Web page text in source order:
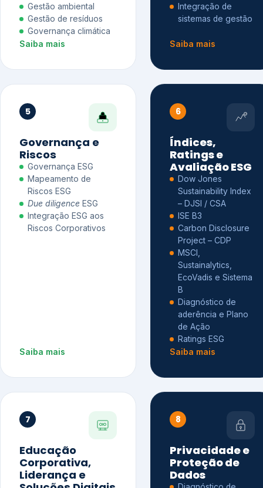
Gestão ambiental
Gestão de resíduos
Governança climática
Saiba mais
Integração de
sistemas de gestão
Saiba mais
5
Governança e
Riscos
Governança ESG
Mapeamento de
Riscos ESG
Due diligence ESG
Integração ESG aos
Riscos Corporativos
Saiba mais
6
Índices,
Ratings e
Avaliação ESG
Dow Jones
Sustainability Index
– DJSI / CSA
ISE B3
Carbon Disclosure
Project – CDP
MSCI,
Sustainalytics,
EcoVadis e Sistema
B
Diagnóstico de
aderência e Plano
de Ação
Ratings ESG
Saiba mais
7
Educação
Corporativa,
Liderança e
8
Privacidade e
Proteção de
Dados